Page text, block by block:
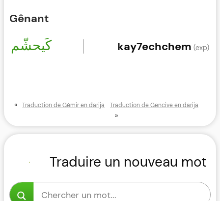
Gênant
كَيحشّم kay7echchem (exp)
« Traduction de Gémir en darija Traduction de Gencive en darija
»
Traduire un nouveau mot